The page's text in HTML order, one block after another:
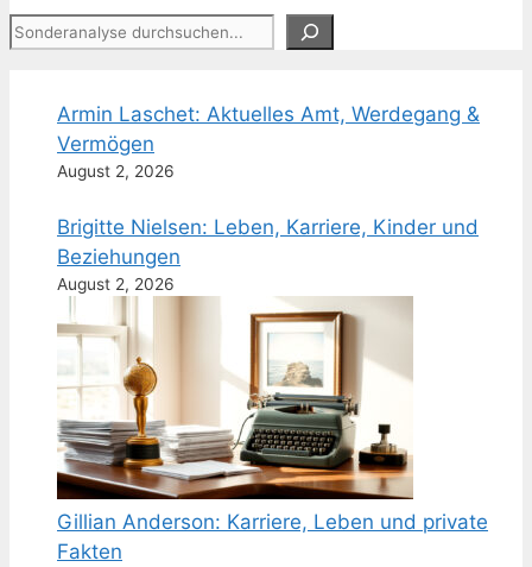
Suchen
Armin Laschet: Aktuelles Amt, Werdegang &
Vermögen
August 2, 2026
Brigitte Nielsen: Leben, Karriere, Kinder und
Beziehungen
August 2, 2026
Gillian Anderson: Karriere, Leben und private
Fakten